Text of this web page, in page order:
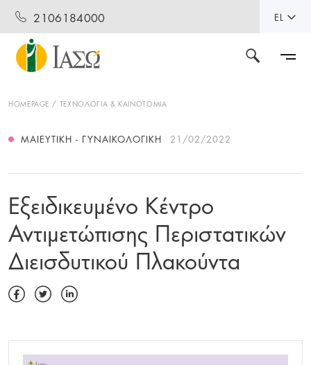
2106184000 EL
HOMEPAGE ΤΕΧΝΟΛΟΓΙΑ & ΚΑΙΝΟΤΟΜΙΑ
ΜΑΙΕΥΤΙΚΉ - ΓΥΝΑΙΚΟΛΟΓΙΚΉ 21/02/2022
Εξειδικευμένο Κέντρο
Αντιμετώπισης Περιστατικών
Διεισδυτικού Πλακούντα